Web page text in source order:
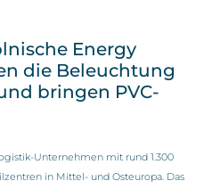
Energy
die Beleuchtung
bringen PVC-
Unternehmen mit rund 1.300
in Mittel- und Osteuropa. Das